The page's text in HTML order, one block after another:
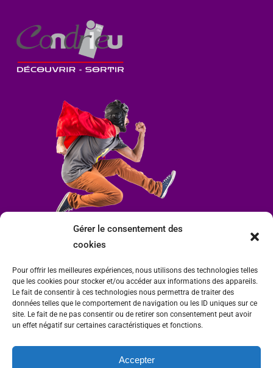
Gérer le consentement des
cookies
Pour offrir les meilleures expériences, nous utilisons des technologies telles
que les cookies pour stocker et/ou accéder aux informations des appareils.
Le fait de consentir à ces technologies nous permettra de traiter des
données telles que le comportement de navigation ou les ID uniques sur ce
site. Le fait de ne pas consentir ou de retirer son consentement peut avoir
un effet négatif sur certaines caractéristiques et fonctions.
Accepter